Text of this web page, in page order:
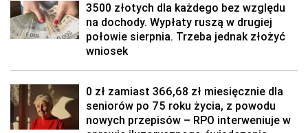
3500 złotych dla każdego bez względu
na dochody. Wypłaty ruszą w drugiej
połowie sierpnia. Trzeba jednak złożyć
wniosek
0 zł zamiast 366,68 zł miesięcznie dla
seniorów po 75 roku życia, z powodu
nowych przepisów – RPO interweniuje w